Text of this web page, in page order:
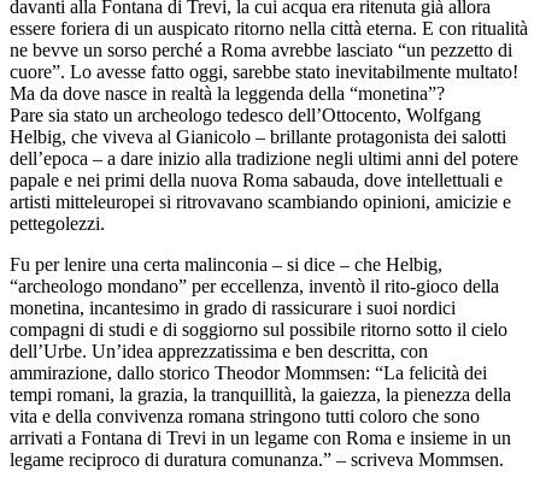
davanti alla Fontana di Trevi, la cui acqua era ritenuta già allora
essere foriera di un auspicato ritorno nella città eterna. E con ritualità
ne bevve un sorso perché a Roma avrebbe lasciato “un pezzetto di
cuore”. Lo avesse fatto oggi, sarebbe stato inevitabilmente multato!
Ma da dove nasce in realtà la leggenda della “monetina”?
Pare sia stato un archeologo tedesco dell’Ottocento, Wolfgang
Helbig, che viveva al Gianicolo – brillante protagonista dei salotti
dell’epoca – a dare inizio alla tradizione negli ultimi anni del potere
papale e nei primi della nuova Roma sabauda, dove intellettuali e
artisti mitteleuropei si ritrovavano scambiando opinioni, amicizie e
pettegolezzi.
Fu per lenire una certa malinconia – si dice – che Helbig,
“archeologo mondano” per eccellenza, inventò il rito-gioco della
monetina, incantesimo in grado di rassicurare i suoi nordici
compagni di studi e di soggiorno sul possibile ritorno sotto il cielo
dell’Urbe. Un’idea apprezzatissima e ben descritta, con
ammirazione, dallo storico Theodor Mommsen: “La felicità dei
tempi romani, la grazia, la tranquillità, la gaiezza, la pienezza della
vita e della convivenza romana stringono tutti coloro che sono
arrivati a Fontana di Trevi in un legame con Roma e insieme in un
legame reciproco di duratura comunanza.” – scriveva Mommsen.